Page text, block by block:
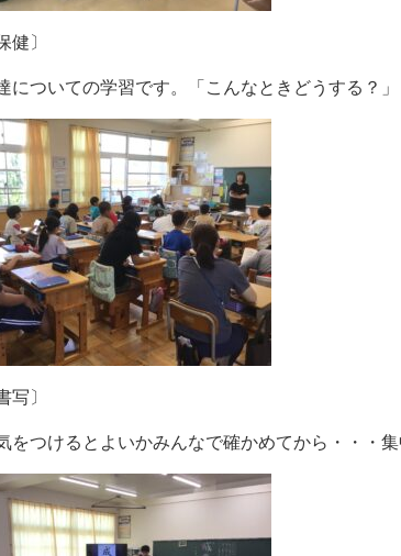
健〕
についての学習です。「こんなときどうする？
写〕
をつけるとよいかみんなで確かめてから・・・集